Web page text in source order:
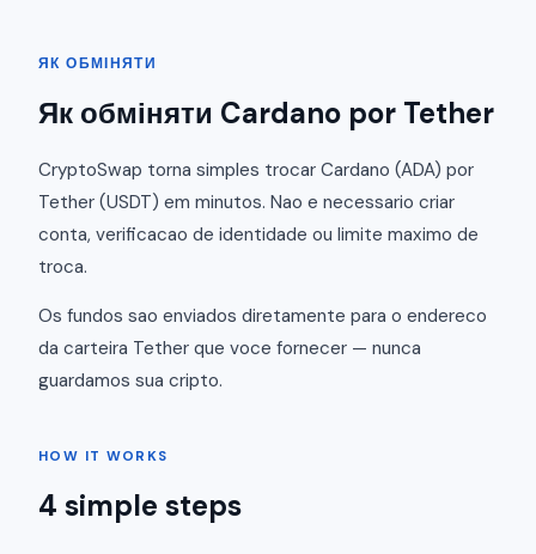
ЯК ОБМІНЯТИ
Як обміняти Cardano por Tether
CryptoSwap torna simples trocar Cardano (ADA) por
Tether (USDT) em minutos. Nao e necessario criar
conta, verificacao de identidade ou limite maximo de
troca.
Os fundos sao enviados diretamente para o endereco
da carteira Tether que voce fornecer — nunca
guardamos sua cripto.
HOW IT WORKS
4 simple steps